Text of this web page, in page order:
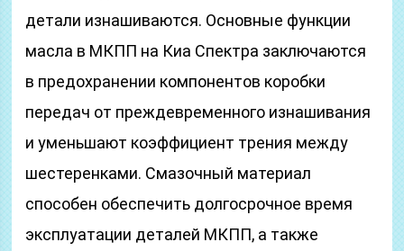
детали изнашиваются. Основные функции
масла в МКПП на Киа Спектра заключаются
в предохранении компонентов коробки
передач от преждевременного изнашивания
и уменьшают коэффициент трения между
шестеренками. Смазочный материал
способен обеспечить долгосрочное время
эксплуатации деталей МКПП, а также